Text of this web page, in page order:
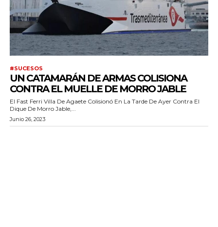
#SUCESOS
UN CATAMARÁN DE ARMAS COLISIONA
CONTRA EL MUELLE DE MORRO JABLE
El Fast Ferri Villa De Agaete Colisionó En La Tarde De Ayer Contra El
Dique De Morro Jable,...
Junio 26, 2023